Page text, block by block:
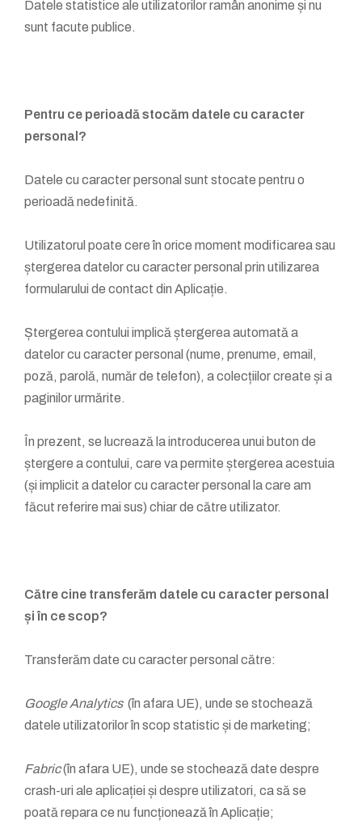
Datele statistice ale utilizatorilor ramân anonime și nu
sunt facute publice.
Pentru ce perioadă stocăm datele cu caracter
personal?
Datele cu caracter personal sunt stocate pentru o
perioadă nedefinită.
Utilizatorul poate cere în orice moment modificarea sau
ștergerea datelor cu caracter personal prin utilizarea
formularului de contact din Aplicație.
Ștergerea contului implică ștergerea automată a
datelor cu caracter personal (nume, prenume, email,
poză, parolă, număr de telefon), a colecțiilor create și a
paginilor urmărite.
În prezent, se lucrează la introducerea unui buton de
ștergere a contului, care va permite ștergerea acestuia
(și implicit a datelor cu caracter personal la care am
făcut referire mai sus) chiar de către utilizator.
Către cine transferăm datele cu caracter personal
și în ce scop?
Transferăm date cu caracter personal către:
Google Analytics(în afara UE), unde se stochează
datele utilizatorilor în scop statistic și de marketing;
Fabric(în afara UE), unde se stochează date despre
crash-uri ale aplicației și despre utilizatori, ca să se
poată repara ce nu funcționează în Aplicație;